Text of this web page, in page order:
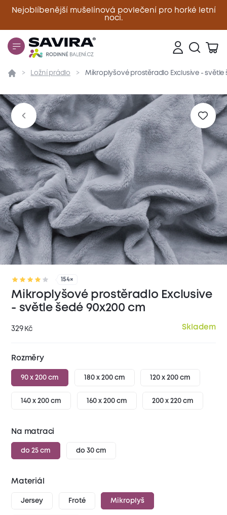
Nejoblíbenější mušelínová povlečení pro horké letní
noci.
Zavřít
Přehled Parametry Popis produktu Materiál
Ložní prádlo Mikroplyšové prostěradlo Exclusive - světle
154×
Mikroplyšové prostěradlo Exclusive
- světle šedé 90x200 cm
329 Kč Skladem
Rozměry
90 x 200 cm 180 x 200 cm 120 x 200 cm
140 x 200 cm 160 x 200 cm 200 x 220 cm
Na matraci
do 25 cm do 30 cm
Materiál
Jersey Froté Mikroplyš